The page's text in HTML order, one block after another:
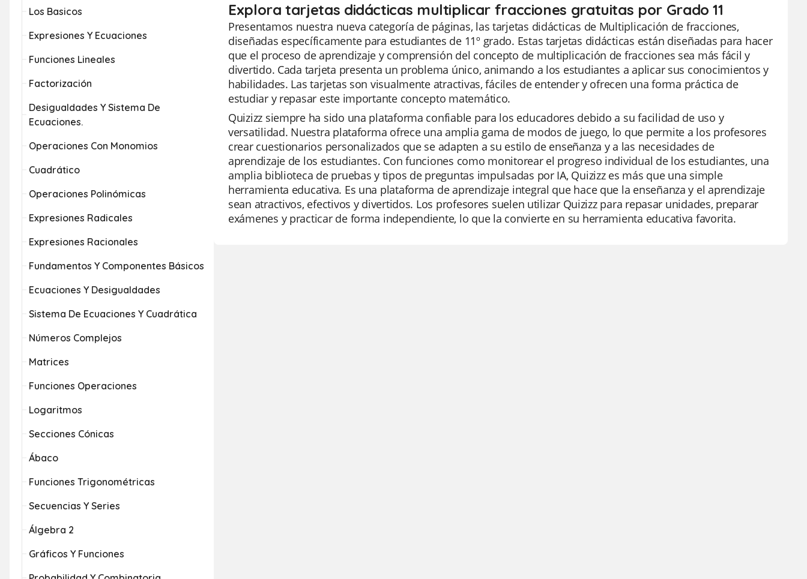
Los Basicos
Expresiones Y Ecuaciones
Funciones Lineales
Factorización
Desigualdades Y Sistema De
Ecuaciones.
Operaciones Con Monomios
Cuadrático
Operaciones Polinómicas
Expresiones Radicales
Expresiones Racionales
Fundamentos Y Componentes Básicos
Ecuaciones Y Desigualdades
Sistema De Ecuaciones Y Cuadrática
Números Complejos
Matrices
Funciones Operaciones
Logaritmos
Secciones Cónicas
Ábaco
Funciones Trigonométricas
Secuencias Y Series
Álgebra 2
Gráficos Y Funciones
Explora tarjetas didácticas multiplicar fracciones gratuitas por Grado 11
Presentamos nuestra nueva categoría de páginas, las tarjetas didácticas de Multiplicación de fracciones,
diseñadas específicamente para estudiantes de 11º grado. Estas tarjetas didácticas están diseñadas para hacer
que el proceso de aprendizaje y comprensión del concepto de multiplicación de fracciones sea más fácil y
divertido. Cada tarjeta presenta un problema único, animando a los estudiantes a aplicar sus conocimientos y
habilidades. Las tarjetas son visualmente atractivas, fáciles de entender y ofrecen una forma práctica de
estudiar y repasar este importante concepto matemático.
Quizizz siempre ha sido una plataforma confiable para los educadores debido a su facilidad de uso y
versatilidad. Nuestra plataforma ofrece una amplia gama de modos de juego, lo que permite a los profesores
crear cuestionarios personalizados que se adapten a su estilo de enseñanza y a las necesidades de
aprendizaje de los estudiantes. Con funciones como monitorear el progreso individual de los estudiantes, una
amplia biblioteca de pruebas y tipos de preguntas impulsadas por IA, Quizizz es más que una simple
herramienta educativa. Es una plataforma de aprendizaje integral que hace que la enseñanza y el aprendizaje
sean atractivos, efectivos y divertidos. Los profesores suelen utilizar Quizizz para repasar unidades, preparar
exámenes y practicar de forma independiente, lo que la convierte en su herramienta educativa favorita.